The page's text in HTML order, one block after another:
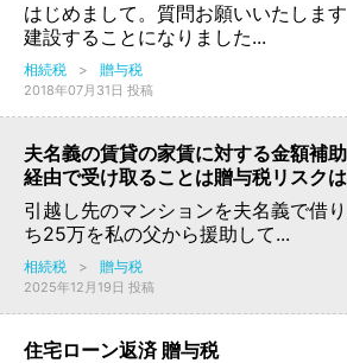
はじめまして。質問お願いいたしま
建設することになりました...
相続税 > 贈与税
2018年07月31日 投稿
夫名義の賃貸の家賃に対する金額補
経由で受け取ることは贈与税リスク
引越し先のマンションを夫名義で借
ち25万を私の父から援助して...
相続税 > 贈与税
2025年12月19日 投稿
住宅ローン返済 贈与税